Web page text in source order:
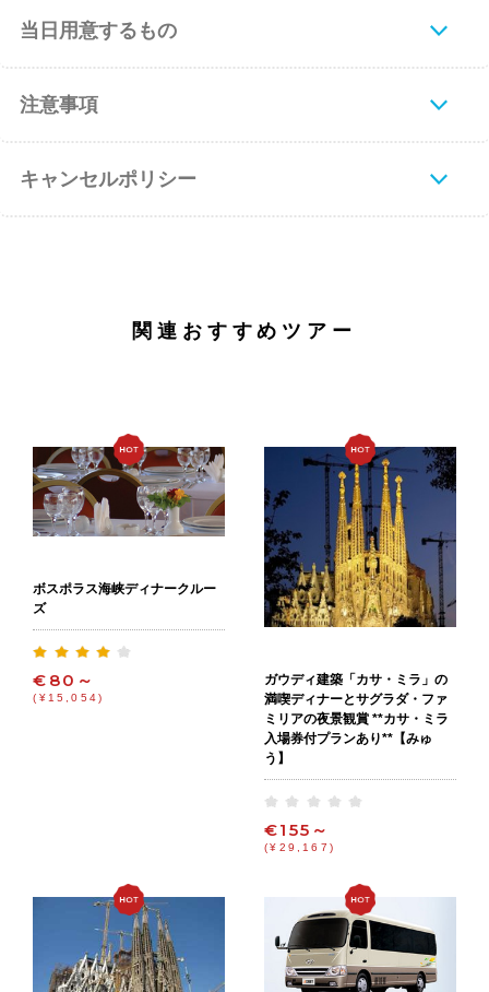
当日用意するもの
注意事項
キャンセルポリシー
関連おすすめツアー
ボスポラス海峡ディナークルー
ズ
€80～
(¥15,054)
ガウディ建築「カサ・ミラ」の
満喫ディナーとサグラダ・ファ
ミリアの夜景観賞 **カサ・ミラ
入場券付プランあり**【みゅ
う】
€155～
(¥29,167)